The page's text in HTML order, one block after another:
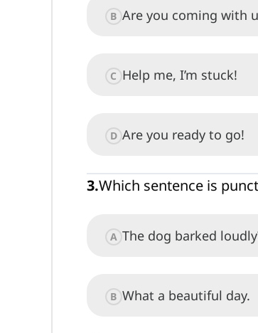
B Are you coming with
C Help me, I’m stuck!
D Are you ready to go!
3.Which sentence is
A The dog barked
B What a beautiful day.